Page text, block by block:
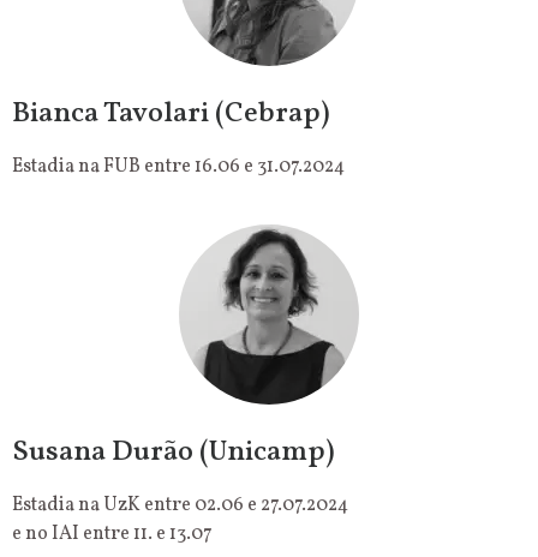
Bianca Tavolari (Cebrap)
Estadia na FUB entre 16.06 e 31.07.2024
Susana Durão (Unicamp)
Estadia na UzK entre 02.06 e 27.07.2024
e no IAI entre 11. e 13.07